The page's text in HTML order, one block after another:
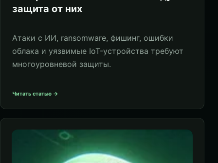
защита от них
Атаки с ИИ, ransomware, фишинг, ошибки
облака и уязвимые IoT-устройства требуют
многоуровневой защиты.
Читать статью →